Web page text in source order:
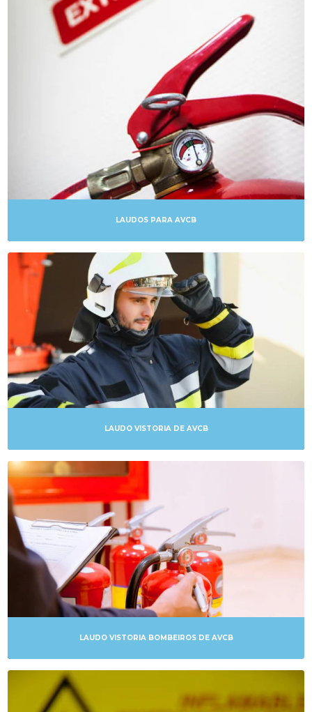
INSTALAÇÃO E MANUTENÇÃO DE HIDRANTES DE CONDOMÍNIOS
LAUDO ELÉTRICO
LAUDOS ELÉTRICOS
LAUDOS TÉCNICOS
LAUDOS TÉCNICOS DE AVALIAÇÃO
LAUDOS TÉCNICOS DE INSPEÇÃO PREDIAL
LICENÇA CORPO DE BOMBEIROS
LICENÇAS DA VIGILÂNCIA SANITÁRIA
LICENÇAS DE VIGILÂNCIA SANITÁRIA
LICENCIAMENTO AMBIENTAL
LICENCIAMENTOS AMBIENTAIS
LICENCIAMENTOS PARA FINS AMBIENTAIS
MANGUEIRAS DE INCÊNDIO
MANUTENÇÃO DE HIDRANTES
PROJETO CONTRA INCÊNDIO
PROJETO PARA AVCB
PROJETOS DE COMBATE A INCÊNDIOS
PROJETOS DE PREVENÇÃO E COMBATE A INCÊNDIO
LAUDOS PARA AVCB
LAUDO VISTORIA DE AVCB
LAUDO VISTORIA BOMBEIROS DE AVCB